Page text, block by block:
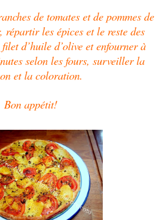
de tomates et de pommes de
les épices et le reste des
d’huile d’olive et enfourner à
selon les fours, surveiller la
et la coloration.
Bon appétit!